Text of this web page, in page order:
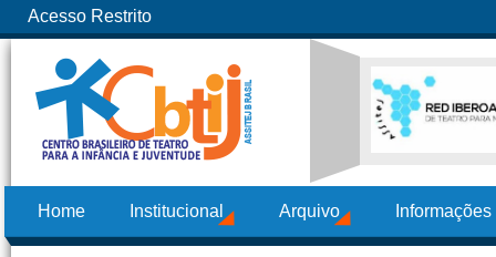
Acesso Restrito
Home Institucional Arquivo